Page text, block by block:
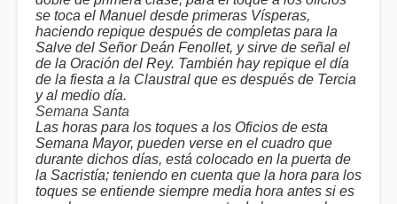
se toca el Manuel desde primeras Vísperas,
haciendo repique después de completas para la
Salve del Señor Deán Fenollet, y sirve de señal el
de la Oración del Rey. También hay repique el día
de la fiesta a la Claustral que es después de Tercia
y al medio día.
Semana Santa
Las horas para los toques a los Oficios de esta
Semana Mayor, pueden verse en el cuadro que
durante dichos días, está colocado en la puerta de
la Sacristía; teniendo en cuenta que la hora para los
toques se entiende siempre media hora antes si es